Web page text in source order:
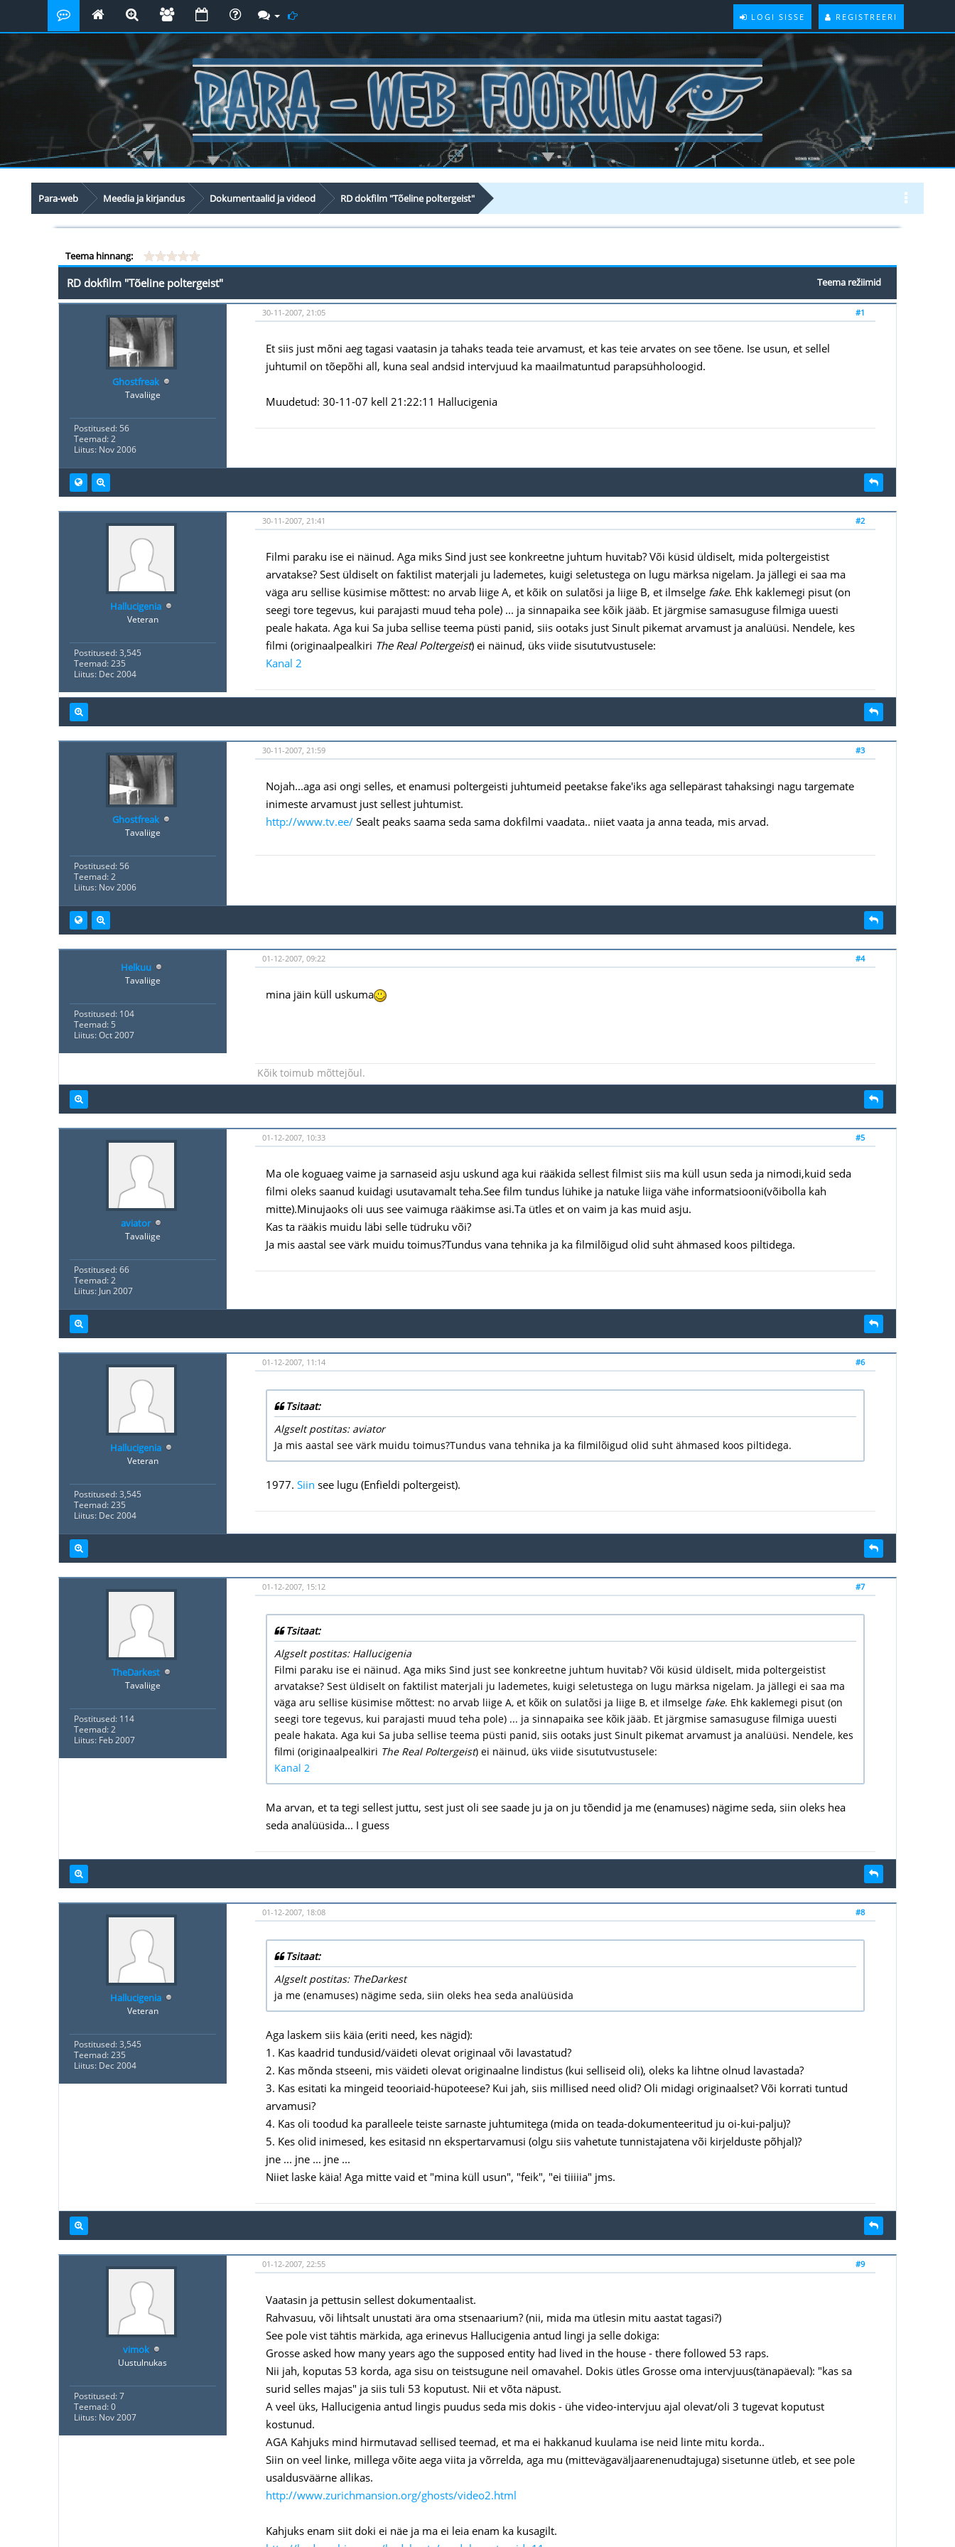
LOGI SISSE REGISTREERI
Para-web Meedia ja kirjandus Dokumentaalid ja videod RD dokfilm "Tõeline poltergeist"
Teema hinnang:
Teema režiimid
RD dokfilm "Tõeline poltergeist"
Ghostfreak
Tavaliige
Postitused: 56
Teemad: 2
Liitus: Nov 2006
#1
30-11-2007, 21:05
Et siis just mõni aeg tagasi vaatasin ja tahaks teada teie arvamust, et kas teie arvates on see tõene. Ise usun, et sellel
juhtumil on tõepõhi all, kuna seal andsid intervjuud ka maailmatuntud parapsühholoogid.
Muudetud: 30-11-07 kell 21:22:11 Hallucigenia
Hallucigenia
Veteran
Postitused: 3,545
Teemad: 235
Liitus: Dec 2004
#2
30-11-2007, 21:41
Filmi paraku ise ei näinud. Aga miks Sind just see konkreetne juhtum huvitab? Või küsid üldiselt, mida poltergeistist
arvatakse? Sest üldiselt on faktilist materjali ju lademetes, kuigi seletustega on lugu märksa nigelam. Ja jällegi ei saa ma
väga aru sellise küsimise mõttest: no arvab liige A, et kõik on sulatõsi ja liige B, et ilmselge fake. Ehk kaklemegi pisut (on
seegi tore tegevus, kui parajasti muud teha pole) ... ja sinnapaika see kõik jääb. Et järgmise samasuguse filmiga uuesti
peale hakata. Aga kui Sa juba sellise teema püsti panid, siis ootaks just Sinult pikemat arvamust ja analüüsi. Nendele, kes
filmi (originaalpealkiri The Real Poltergeist) ei näinud, üks viide sisututvustusele:
Kanal 2
Ghostfreak
Tavaliige
Postitused: 56
Teemad: 2
Liitus: Nov 2006
#3
30-11-2007, 21:59
Nojah...aga asi ongi selles, et enamusi poltergeisti juhtumeid peetakse fake'iks aga sellepärast tahaksingi nagu targemate
inimeste arvamust just sellest juhtumist.
http://www.tv.ee/Sealt peaks saama seda sama dokfilmi vaadata.. niiet vaata ja anna teada, mis arvad.
Helkuu
Tavaliige
Postitused: 104
Teemad: 5
Liitus: Oct 2007
#4
01-12-2007, 09:22
mina jäin küll uskuma
Kõik toimub mõttejõul.
aviator
Tavaliige
Postitused: 66
Teemad: 2
Liitus: Jun 2007
#5
01-12-2007, 10:33
Ma ole koguaeg vaime ja sarnaseid asju uskund aga kui rääkida sellest filmist siis ma küll usun seda ja nimodi,kuid seda
filmi oleks saanud kuidagi usutavamalt teha.See film tundus lühike ja natuke liiga vähe informatsiooni(võibolla kah
mitte).Minujaoks oli uus see vaimuga rääkimse asi.Ta ütles et on vaim ja kas muid asju.
Kas ta rääkis muidu läbi selle tüdruku või?
Ja mis aastal see värk muidu toimus?Tundus vana tehnika ja ka filmilõigud olid suht ähmased koos piltidega.
Hallucigenia
Veteran
Postitused: 3,545
Teemad: 235
Liitus: Dec 2004
#6
01-12-2007, 11:14
Tsitaat:
Algselt postitas: aviator
Ja mis aastal see värk muidu toimus?Tundus vana tehnika ja ka filmilõigud olid suht ähmased koos piltidega.
1977. Siin see lugu (Enfieldi poltergeist).
TheDarkest
Tavaliige
Postitused: 114
Teemad: 2
Liitus: Feb 2007
#7
01-12-2007, 15:12
Tsitaat:
Algselt postitas: Hallucigenia
Filmi paraku ise ei näinud. Aga miks Sind just see konkreetne juhtum huvitab? Või küsid üldiselt, mida poltergeistist
arvatakse? Sest üldiselt on faktilist materjali ju lademetes, kuigi seletustega on lugu märksa nigelam. Ja jällegi ei saa ma
väga aru sellise küsimise mõttest: no arvab liige A, et kõik on sulatõsi ja liige B, et ilmselge fake. Ehk kaklemegi pisut (on
seegi tore tegevus, kui parajasti muud teha pole) ... ja sinnapaika see kõik jääb. Et järgmise samasuguse filmiga uuesti
peale hakata. Aga kui Sa juba sellise teema püsti panid, siis ootaks just Sinult pikemat arvamust ja analüüsi. Nendele, kes
filmi (originaalpealkiri The Real Poltergeist) ei näinud, üks viide sisututvustusele:
Kanal 2
Ma arvan, et ta tegi sellest juttu, sest just oli see saade ju ja on ju tõendid ja me (enamuses) nägime seda, siin oleks hea
seda analüüsida... I guess
Hallucigenia
Veteran
Postitused: 3,545
Teemad: 235
Liitus: Dec 2004
#8
01-12-2007, 18:08
Tsitaat:
Algselt postitas: TheDarkest
ja me (enamuses) nägime seda, siin oleks hea seda analüüsida
Aga laskem siis käia (eriti need, kes nägid):
1. Kas kaadrid tundusid/väideti olevat originaal või lavastatud?
2. Kas mõnda stseeni, mis väideti olevat originaalne lindistus (kui selliseid oli), oleks ka lihtne olnud lavastada?
3. Kas esitati ka mingeid teooriaid-hüpoteese? Kui jah, siis millised need olid? Oli midagi originaalset? Või korrati tuntud
arvamusi?
4. Kas oli toodud ka paralleele teiste sarnaste juhtumitega (mida on teada-dokumenteeritud ju oi-kui-palju)?
5. Kes olid inimesed, kes esitasid nn ekspertarvamusi (olgu siis vahetute tunnistajatena või kirjelduste põhjal)?
jne ... jne ... jne ...
Niiet laske käia! Aga mitte vaid et "mina küll usun", "feik", "ei tiiiiia" jms.
vimok
Uustulnukas
Postitused: 7
Teemad: 0
Liitus: Nov 2007
#9
01-12-2007, 22:55
Vaatasin ja pettusin sellest dokumentaalist.
Rahvasuu, või lihtsalt unustati ära oma stsenaarium? (nii, mida ma ütlesin mitu aastat tagasi?)
See pole vist tähtis märkida, aga erinevus Hallucigenia antud lingi ja selle dokiga:
Grosse asked how many years ago the supposed entity had lived in the house - there followed 53 raps.
Nii jah, koputas 53 korda, aga sisu on teistsugune neil omavahel. Dokis ütles Grosse oma intervjuus(tänapäeval): "kas sa
surid selles majas" ja siis tuli 53 koputust. Nii et võta näpust.
A veel üks, Hallucigenia antud lingis puudus seda mis dokis - ühe video-intervjuu ajal olevat/oli 3 tugevat koputust
kostunud.
AGA Kahjuks mind hirmutavad sellised teemad, et ma ei hakkanud kuulama ise neid linte mitu korda..
Siin on veel linke, millega võite aega viita ja võrrelda, aga mu (mittevägaväljaarenenudtajuga) sisetunne ütleb, et see pole
usaldusväärne allikas.
http://www.zurichmansion.org/ghosts/video2.html
Kahjuks enam siit doki ei näe ja ma ei leia enam ka kusagilt.